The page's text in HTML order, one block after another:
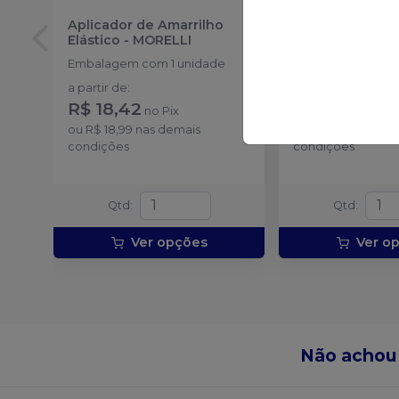
Aplicador de Amarrilho
Elástico - MORELLI
Embalagem com 1 unidade
a partir de:
R$ 18,42 no Pix
ou R$ 18,99 nas demais
condições
Qtd :
Ver opções
condições
Qtd :
Ver
Não